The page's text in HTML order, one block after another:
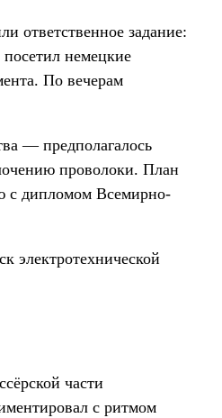
ответственное задание:
немецкие
По вечерам
— предполагалось
проволоки. План
с дипломом Всемирно-
электротехнической
части
с ритмом